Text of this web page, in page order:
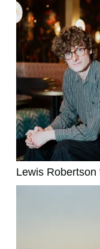
Lewis Robertson